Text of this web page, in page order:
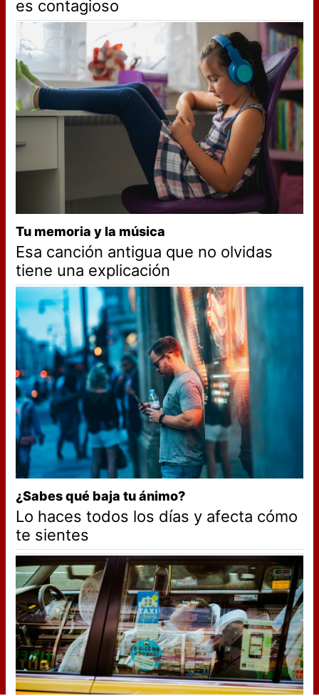
es contagioso
Tu memoria y la música
Esa canción antigua que no olvidas
tiene una explicación
¿Sabes qué baja tu ánimo?
Lo haces todos los días y afecta cómo
te sientes